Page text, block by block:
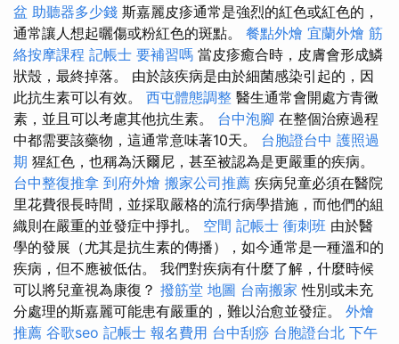
盆 助聽器多少錢 斯嘉麗皮疹通常是強烈的紅色或紅色的，
通常讓人想起曬傷或粉紅色的斑點。 餐點外燴 宜蘭外燴 筋
絡按摩課程 記帳士 要補習嗎 當皮疹癒合時，皮膚會形成鱗
狀殼，最終掉落。 由於該疾病是由於細菌感染引起的，因
此抗生素可以有效。 西屯體態調整 醫生通常會開處方青黴
素，並且可以考慮其他抗生素。 台中泡腳 在整個治療過程
中都需要該藥物，這通常意味著10天。 台胞證台中 護照過
期 猩紅色，也稱為沃爾尼，甚至被認為是更嚴重的疾病。
台中整復推拿 到府外燴 搬家公司推薦 疾病兒童必須在醫院
里花費很長時間，並採取嚴格的流行病學措施，而他們的組
織則在嚴重的並發症中掙扎。 空間 記帳士 衝刺班 由於醫
學的發展（尤其是抗生素的傳播），如今通常是一種溫和的
疾病，但不應被低估。 我們對疾病有什麼了解，什麼時候
可以將兒童視為康復？ 撥筋堂 地圖 台南搬家 性別或未充
分處理的斯嘉麗可能患有嚴重的，難以治愈並發症。 外燴
推薦 谷歌seo 記帳士 報名費用 台中刮痧 台胞證台北 下午